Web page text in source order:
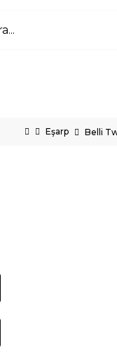
Eşarp Belli